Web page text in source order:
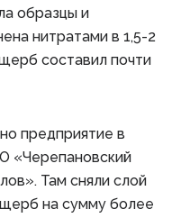
образцы и
нитратами в 1,5-2
составил почти
предприятие в
«Черепановский
Там сняли слой
на сумму более